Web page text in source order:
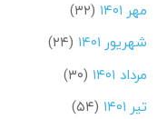
مهر ۱۴۰۱
(۳۲)
شهریور ۱۴۰۱
(۲۴)
مرداد ۱۴۰۱
(۳۰)
تیر ۱۴۰۱
(۵۴)